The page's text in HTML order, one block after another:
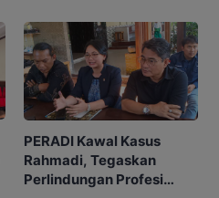
PERADI Kawal Kasus
Rahmadi, Tegaskan
Perlindungan Profesi